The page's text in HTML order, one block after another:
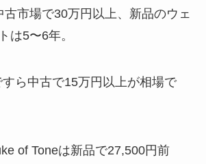
古市場で30万円以上、新品のウェ
は5〜6年。
ら中古で15万円以上が相場で
of Toneは新品で27,500円前